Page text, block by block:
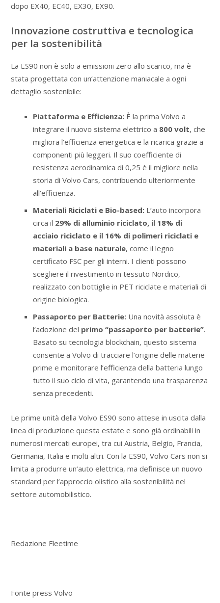
dopo EX40, EC40, EX30, EX90.
Innovazione costruttiva e tecnologica
per la sostenibilità
La ES90 non è solo a emissioni zero allo scarico, ma è
stata progettata con un’attenzione maniacale a ogni
dettaglio sostenibile:
Piattaforma e Efficienza:È la prima Volvo a
integrare il nuovo sistema elettrico a 800 volt, che
migliora l’efficienza energetica e la ricarica grazie a
componenti più leggeri. Il suo coefficiente di
resistenza aerodinamica di 0,25 è il migliore nella
storia di Volvo Cars, contribuendo ulteriormente
all’efficienza.
Materiali Riciclati e Bio-based:L’auto incorpora
circa il 29% di alluminio riciclato, il 18% di
acciaio riciclato e il 16% di polimeri riciclati e
materiali a base naturale, come il legno
certificato FSC per gli interni. I clienti possono
scegliere il rivestimento in tessuto Nordico,
realizzato con bottiglie in PET riciclate e materiali di
origine biologica.
Passaporto per Batterie:Una novità assoluta è
l’adozione del primo “passaporto per batterie”.
Basato su tecnologia blockchain, questo sistema
consente a Volvo di tracciare l’origine delle materie
prime e monitorare l’efficienza della batteria lungo
tutto il suo ciclo di vita, garantendo una trasparenza
senza precedenti.
Le prime unità della Volvo ES90 sono attese in uscita dalla
linea di produzione questa estate e sono già ordinabili in
numerosi mercati europei, tra cui Austria, Belgio, Francia,
Germania, Italia e molti altri. Con la ES90, Volvo Cars non si
limita a produrre un’auto elettrica, ma definisce un nuovo
standard per l’approccio olistico alla sostenibilità nel
settore automobilistico.
Redazione Fleetime
Fonte press Volvo